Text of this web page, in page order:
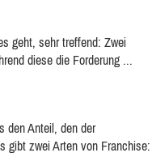
geht, sehr treffend: Zwei
diese die Forderung ...
den Anteil, den der
gibt zwei Arten von Franchise: